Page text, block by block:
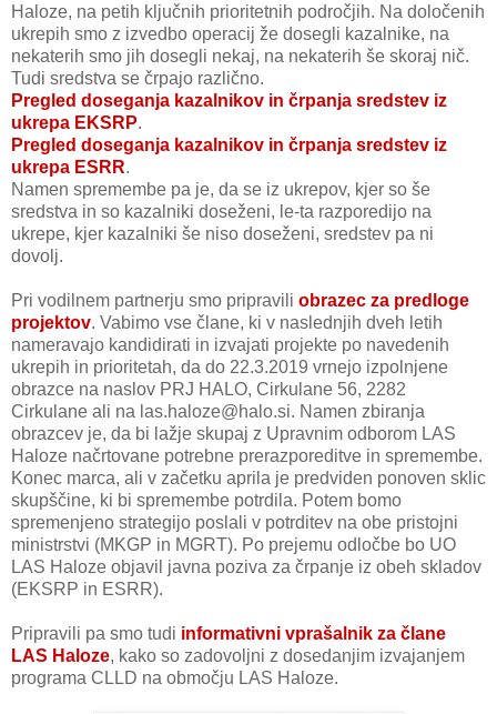
Haloze, na petih ključnih prioritetnih področjih. Na določenih
ukrepih smo z izvedbo operacij že dosegli kazalnike, na
nekaterih smo jih dosegli nekaj, na nekaterih še skoraj nič.
Tudi sredstva se črpajo različno.
Pregled doseganja kazalnikov in črpanja sredstev iz
ukrepa EKSRP.
Pregled doseganja kazalnikov in črpanja sredstev iz
ukrepa ESRR.
Namen spremembe pa je, da se iz ukrepov, kjer so še
sredstva in so kazalniki doseženi, le-ta razporedijo na
ukrepe, kjer kazalniki še niso doseženi, sredstev pa ni
dovolj.
Pri vodilnem partnerju smo pripravili obrazec za predloge
projektov. Vabimo vse člane, ki v naslednjih dveh letih
nameravajo kandidirati in izvajati projekte po navedenih
ukrepih in prioritetah, da do 22.3.2019 vrnejo izpolnjene
obrazce na naslov PRJ HALO, Cirkulane 56, 2282
Cirkulane ali na las.haloze@halo.si. Namen zbiranja
obrazcev je, da bi lažje skupaj z Upravnim odborom LAS
Haloze načrtovane potrebne prerazporeditve in spremembe.
Konec marca, ali v začetku aprila je predviden ponoven sklic
skupščine, ki bi spremembe potrdila. Potem bomo
spremenjeno strategijo poslali v potrditev na obe pristojni
ministrstvi (MKGP in MGRT). Po prejemu odločbe bo UO
LAS Haloze objavil javna poziva za črpanje iz obeh skladov
(EKSRP in ESRR).
Pripravili pa smo tudi informativni vprašalnik za člane
LAS Haloze, kako so zadovoljni z dosedanjim izvajanjem
programa CLLD na območju LAS Haloze.